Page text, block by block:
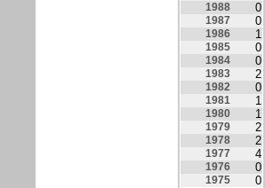
1988 0
1987 0
1986 1
1985 0
1984 0
1983 2
1982 0
1981 1
1980 1
1979 2
1978 2
1977 4
1976 0
1975 0